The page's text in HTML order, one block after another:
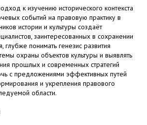
к изучению исторического контекста
событий на правовую практику в
истории и культуры создаёт
заинтересованных в сохранении
глубже понимать генезис развития
охраны объектов культуры и выявлять
прошлых и современных стратегий
с предложениями эффективных путей
и укрепления правового
области.